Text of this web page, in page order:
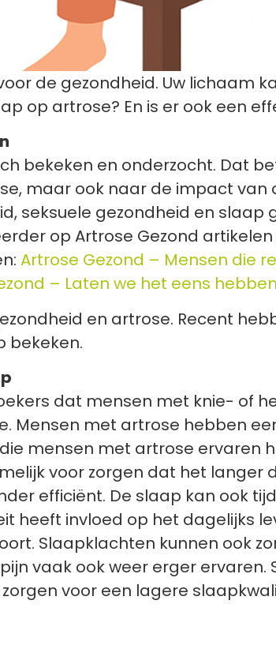
de gezondheid. Uw lichaam
op artrose? En is er ook een
bekeken en onderzocht. Dat
maar ook naar de impact
seksuele gezondheid en slaap
op Artrose Gezond
Artrose Gezond – Mensen die
– Laten we het eens
en artrose. Recent
bekeken.
dat mensen met knie- of
Mensen met artrose hebben
mensen met artrose ervaren
voor zorgen dat het langer
efficiënt. De slaap kan ook
heeft invloed op het dagelijks
Slaapklachten kunnen ook
vaak ook weer erger
voor een lagere